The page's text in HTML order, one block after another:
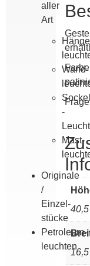
aller
Art
Wand­
Sockel
-
Mast­
Originale
/
Einzel­
stücke
Petroleum­
leuchten